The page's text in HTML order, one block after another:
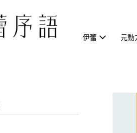
伊蕾 元動